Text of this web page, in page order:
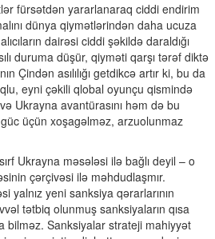
fürsətdən yararlanaraq ciddi endirim
dünya qiymətlərindən daha ucuza
dairəsi ciddi şəkildə daraldığı
duruma düşür, qiyməti qarşı tərəf diktə
Çindən asılılığı getdikcə artır ki, bu da
eyni çəkili qlobal oyunçu qismində
Ukrayna avantürasını həm də bu
üçün xoşagəlməz, arzuolunmaz
Ukrayna məsələsi ilə bağlı deyil – o
çərçivəsi ilə məhdudlaşmır.
yalnız yeni sanksiya qərarlarının
tətbiq olunmuş sanksiyaların qısa
bilməz. Sanksiyalar strateji mahiyyət